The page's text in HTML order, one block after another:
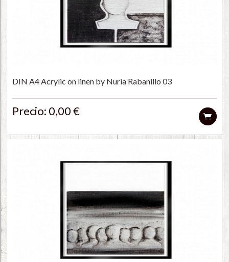
DIN A4 Acrylic on linen by Nuria Rabanillo 03
Precio: 0,00 €